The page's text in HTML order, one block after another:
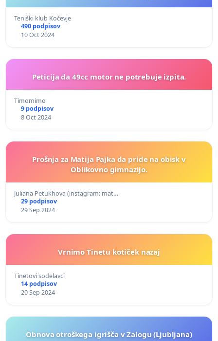
Teniški klub Kočevje
490 podpisov
10 Oct 2024
Peticija da 49cc motor ne potrebuje izpita.
Timomimo
9 podpisov
8 Oct 2024
Prošnja za Matija Pajka da pride na obisk v
Oblikovno gimnazijo.
Juliana Petukhova (instagram: mat…
29 podpisov
29 Sep 2024
Vrnimo Tinetu kotiček nazaj
Tinetovi sodelavci
14 podpisov
20 Sep 2024
Obnova otroškega igrišča v Zalogu (Ljubljana)